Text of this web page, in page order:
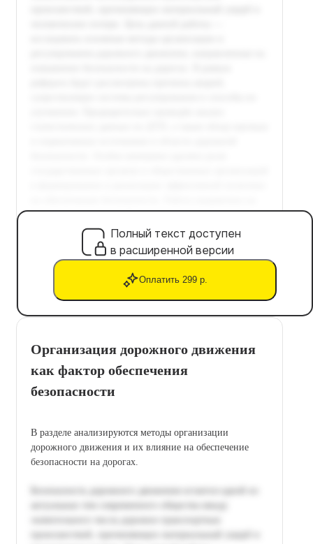
Полный текст доступен
в расширенной версии
Оплатить 299 р.
Организация дорожного движения
как фактор обеспечения
безопасности
В разделе анализируются методы организации
дорожного движения и их влияние на обеспечение
безопасности на дорогах.